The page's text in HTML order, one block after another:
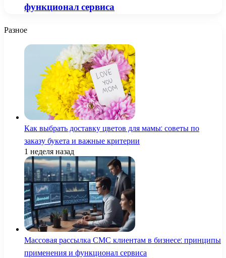
функционал сервиса
Разное
Как выбрать доставку цветов для мамы: советы по
заказу букета и важные критерии
1 неделя назад
Массовая рассылка СМС клиентам в бизнесе: принципы
применения и функционал сервиса